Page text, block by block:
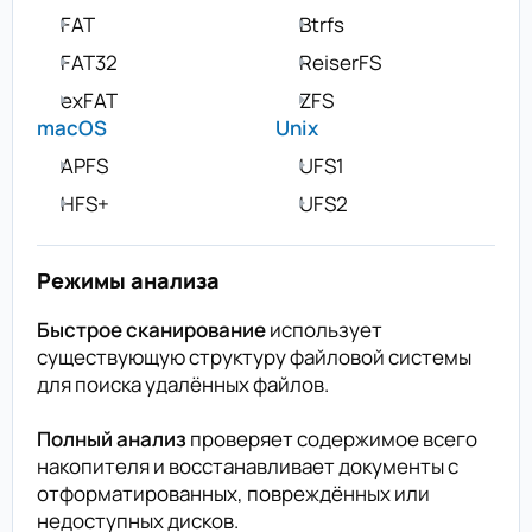
FAT
FAT32
exFAT
macOS
APFS
HFS+
Btrfs
ReiserFS
ZFS
Unix
UFS1
UFS2
Режимы анализа
Быстрое сканированиеиспользует
существующую структуру файловой системы
для поиска удалённых файлов.
Полный анализ проверяет содержимое всего
накопителя и восстанавливает документы с
отформатированных, повреждённых или
недоступных дисков.